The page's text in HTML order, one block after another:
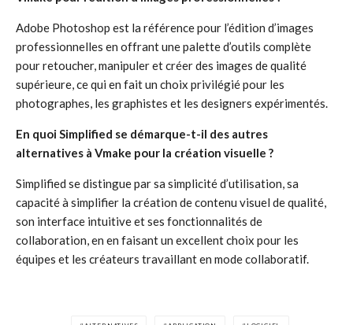
Adobe Photoshop est la référence pour l’édition d’images
professionnelles en offrant une palette d’outils complète
pour retoucher, manipuler et créer des images de qualité
supérieure, ce qui en fait un choix privilégié pour les
photographes, les graphistes et les designers expérimentés.
En quoi Simplified se démarque-t-il des autres
alternatives à Vmake pour la création visuelle ?
Simplified se distingue par sa simplicité d’utilisation, sa
capacité à simplifier la création de contenu visuel de qualité,
son interface intuitive et ses fonctionnalités de
collaboration, en en faisant un excellent choix pour les
équipes et les créateurs travaillant en mode collaboratif.